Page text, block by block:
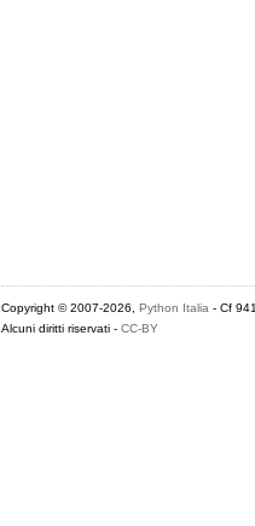
Copyright © 2007-2026, Python Italia - Cf
Alcuni diritti riservati - CC-BY